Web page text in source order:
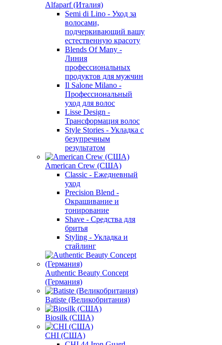
Alfaparf (Италия)
Semi di Lino - Уход за
волосами,
подчеркивающий вашу
естественную красоту
Blends Of Many -
Линия
профессиональных
продуктов для мужчин
Il Salone Milano -
Профессиональный
уход для волос
Lisse Design -
Трансформация волос
Style Stories - Укладка с
безупречным
результатом
American Crew (США)
Classic - Ежедневный
уход
Precision Blend -
Окрашивание и
тонирование
Shave - Средства для
бритья
Styling - Укладка и
стайлинг
Authentic Beauty Concept
(Германия)
Batiste (Великобритания)
Biosilk (США)
CHI (США)